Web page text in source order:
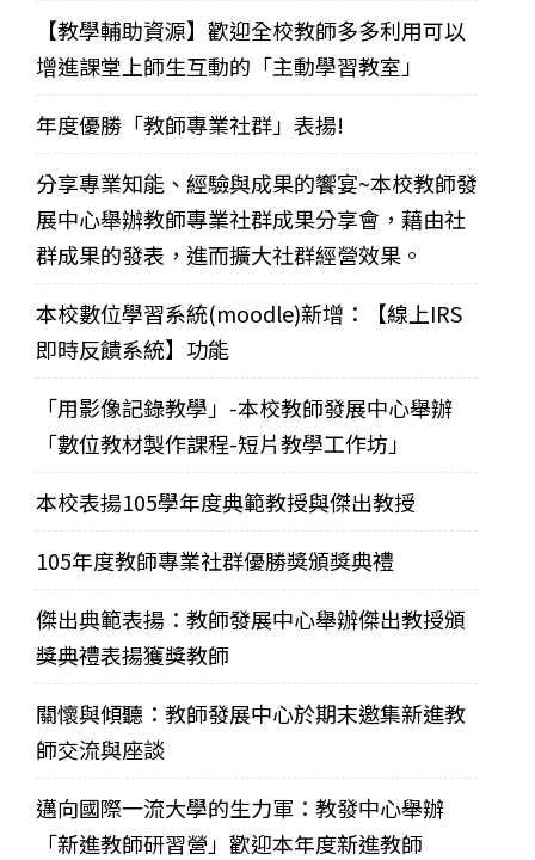
【教學輔助資源】歡迎全校教師多多利用可以
增進課堂上師生互動的「主動學習教室」
年度優勝「教師專業社群」表揚!
分享專業知能、經驗與成果的饗宴~本校教師發
展中心舉辦教師專業社群成果分享會，藉由社
群成果的發表，進而擴大社群經營效果。
本校數位學習系統(moodle)新增：【線上IRS
即時反饋系統】功能
「用影像記錄教學」-本校教師發展中心舉辦
「數位教材製作課程-短片教學工作坊」
本校表揚105學年度典範教授與傑出教授
105年度教師專業社群優勝獎頒獎典禮
傑出典範表揚：教師發展中心舉辦傑出教授頒
獎典禮表揚獲獎教師
關懷與傾聽：教師發展中心於期末邀集新進教
師交流與座談
邁向國際一流大學的生力軍：教發中心舉辦
「新進教師研習營」歡迎本年度新進教師